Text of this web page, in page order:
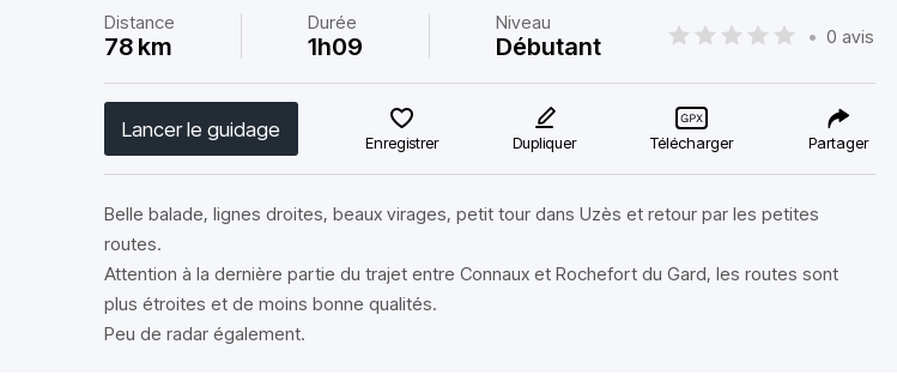
Distance
78 km
Durée
1h09
Niveau
Débutant • 0 avis
Lancer le guidage
Enregistrer Dupliquer Télécharger Partager
Belle balade, lignes droites, beaux virages, petit tour dans Uzès et retour par les petites
routes.
Attention à la dernière partie du trajet entre Connaux et Rochefort du Gard, les routes sont
plus étroites et de moins bonne qualités.
Peu de radar également.